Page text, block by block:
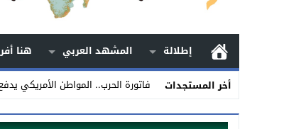
إطلالة المشهد العربي هنا
أخر المستجدات
فاتورة الحرب.. المواطن الأمريكي
Stop